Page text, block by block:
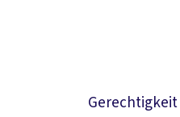
Gerechtigkeit